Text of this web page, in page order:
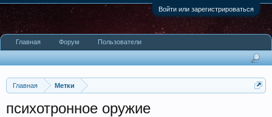
Войти или зарегистрироваться
Главная Метки
психотронное оружие
Главная Форум Пользователи